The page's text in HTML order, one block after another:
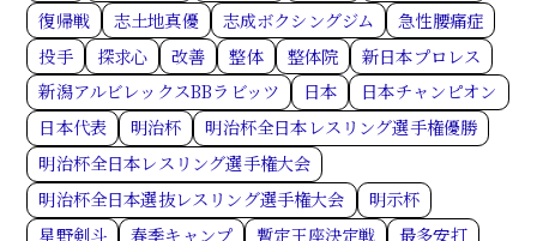
復帰戦
志土地真優 志成ボクシングジム
急性腰痛症
投手
探求心 改善 整体 整体院
新日本プロレス
新潟アルビレックスBBラビッツ
日本
日本チャンピオン
日本代表
明治杯
明治杯全日本レスリング選手権優勝
明治杯全日本レスリング選手権大会
明治杯全日本選抜レスリング選手権大会
明示杯
星野剣斗
春季キャンプ 暫定王座決定戦
最多安打